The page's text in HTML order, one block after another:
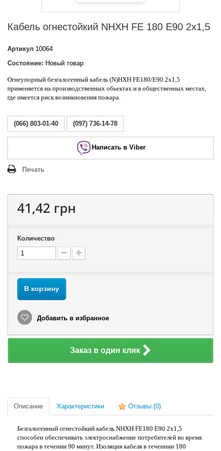
Кабель огнестойкий NHXH FE 180 E90 2x1,5
Артикул 10064
Состояние: Новый товар
Огнеупорный безгалогенный кабель (N)HXH FE180/E90 2x1,5
применяется на производственных обьектах и в общественных местах,
где имеется риск возникновения пожара.
(066) 803-01-40 (097) 736-14-78
Написать в Viber
Печать
41,42 грн
Количество
В корзину
Добавить в избранное
Заказ в один клик
Описание Характеристики Отзывы (0)
Безгалогенный огнестойкий кабель NHXH FE180 E90 2x1,5
способен обеспечивать электроснабжение потребителей во время
пожара в течении 90 минут. Изоляция кабеля в теченнии 180